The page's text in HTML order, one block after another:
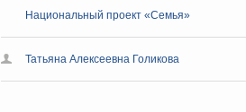
Национальный проект «Семья»
Татьяна Алексеевна Голикова